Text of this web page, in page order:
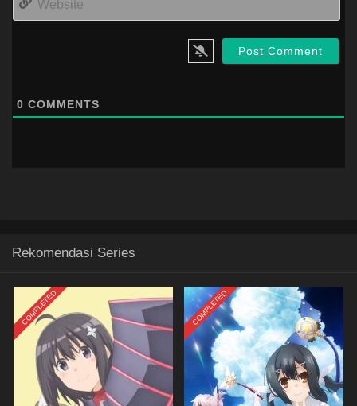
0 COMMENTS
Rekomendasi Series
COMPLETED COMPLETED